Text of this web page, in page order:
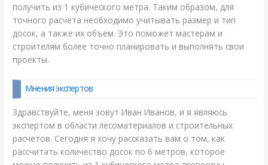
получить из 1 кубического метра. Таким образом, для
точного расчета необходимо учитывать размер и тип
досок, а также их объем. Это поможет мастерам и
строителям более точно планировать и выполнять свои
проекты.
Мнения экспертов
Здравствуйте, меня зовут Иван Иванов, и я являюсь
экспертом в области лесоматериалов и строительных
расчетов. Сегодня я хочу рассказать вам о том, как
рассчитать количество досок по 6 метров, которое